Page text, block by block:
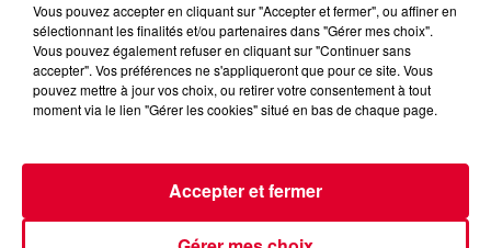
Crédit :Bob Sinclar
, DJ résident historique de
Vous pouvez accepter en cliquant sur "Accepter et fermer", ou affiner en
sélectionnant les finalités et/ou partenaires dans "Gérer mes choix".
Vous pouvez également refuser en cliquant sur "Continuer sans
accepter". Vos préférences ne s'appliqueront que pour ce site. Vous
pouvez mettre à jour vos choix, ou retirer votre consentement à tout
moment via le lien "Gérer les cookies" situé en bas de chaque page.
Accepter et fermer